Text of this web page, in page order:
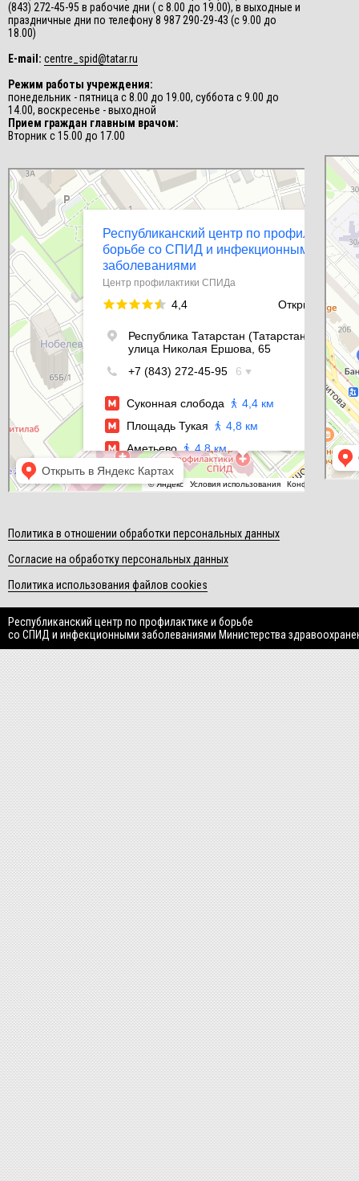
(843) 272-45-95 в рабочие дни ( с 8.00 до 19.00), в выходные и
праздничные дни по телефону 8 987 290-29-43 (с 9.00 до
18.00)
E-mail: centre_spid@tatar.ru
Режим работы учреждения:
понедельник - пятница с 8.00 до 19.00, суббота с 9.00 до
14.00, воскресенье - выходной
Прием граждан главным врачом:
Вторник с 15.00 до 17.00
Республиканский центр по профилактике и борьбе со СПИД и
инфекционными заболеваниями
Центр профилактики СПИДа в Казани
СПИД-
Центр
Политика в отношении обработки персональных данных
Согласие на обработку персональных данных
Политика использования файлов cookies
Республиканский центр по профилактике и борьбе
со СПИД и инфекционными заболеваниями Министерства